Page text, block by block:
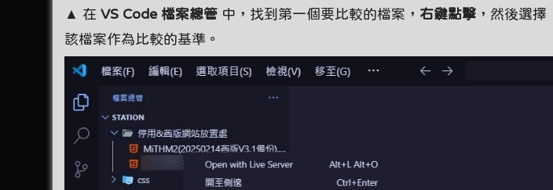
▲ 在VS Code 檔案總管 中，找到第一個要比較的檔案， 右鍵點擊 ，然後選擇
該檔案作為比較的基準。